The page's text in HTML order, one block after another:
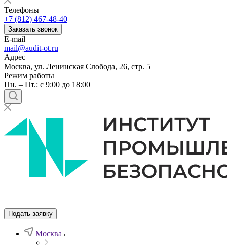
Телефоны
+7 (812) 467-48-40
Заказать звонок
E-mail
mail@audit-ot.ru
Адрес
Москва, ул. Ленинская Слобода, 26, стр. 5
Режим работы
Пн. – Пт.: с 9:00 до 18:00
Подать заявку
Москва